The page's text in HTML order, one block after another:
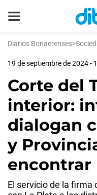
Diarios Bonaerenses>
19 de septiembre de 2024 -
Corte del
interior:
dialogan
y
encontrar
El servicio de la